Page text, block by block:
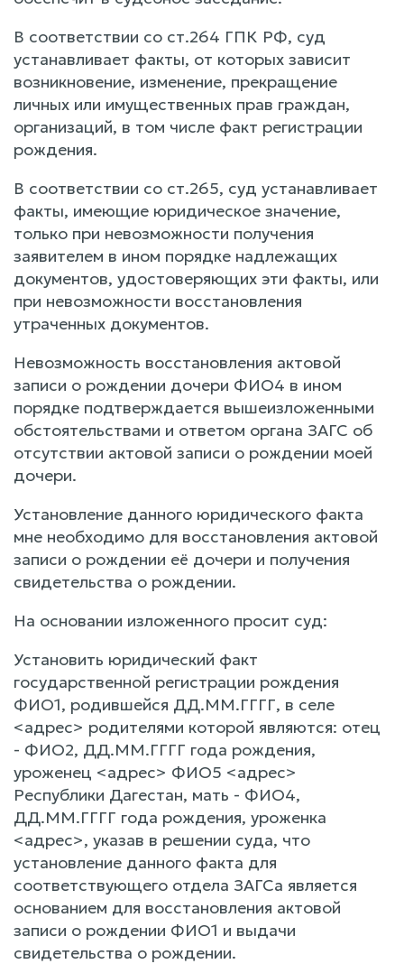
В соответствии со ст.264 ГПК РФ, суд
устанавливает факты, от которых зависит
возникновение, изменение, прекращение
личных или имущественных прав граждан,
организаций, в том числе факт регистрации
рождения.
В соответствии со ст.265, суд устанавливает
факты, имеющие юридическое значение,
только при невозможности получения
заявителем в ином порядке надлежащих
документов, удостоверяющих эти факты, или
при невозможности восстановления
утраченных документов.
Невозможность восстановления актовой
записи о рождении дочери ФИО4 в ином
порядке подтверждается вышеизложенными
обстоятельствами и ответом органа ЗАГС об
отсутствии актовой записи о рождении моей
дочери.
Установление данного юридического факта
мне необходимо для восстановления актовой
записи о рождении её дочери и получения
свидетельства о рождении.
На основании изложенного просит суд:
Установить юридический факт
государственной регистрации рождения
ФИО1, родившейся ДД.ММ.ГГГГ, в селе
<адрес> родителями которой являются: отец
- ФИО2, ДД.ММ.ГГГГ года рождения,
уроженец <адрес> ФИО5 <адрес>
Республики Дагестан, мать - ФИО4,
ДД.ММ.ГГГГ года рождения, уроженка
<адрес>, указав в решении суда, что
установление данного факта для
соответствующего отдела ЗАГСа является
основанием для восстановления актовой
записи о рождении ФИО1 и выдачи
свидетельства о рождении.